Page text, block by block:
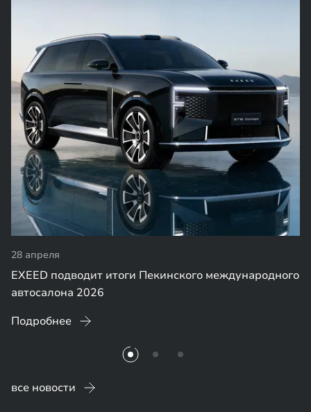
28 апреля
EXEED подводит итоги Пекинского международного
автосалона 2026
Подробнее
все новости